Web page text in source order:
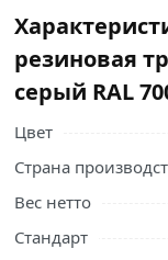
резиновая
серый RAL
Цвет
Страна
Вес нетто
Стандарт